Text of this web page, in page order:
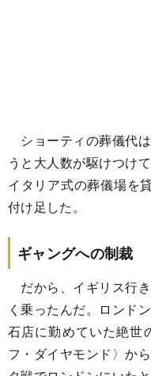
ショーティの葬儀代
うと大人数が駆けつけ
イタリア式の葬儀場を
付け足した。
ギャングへの制裁
だから、イギリス行
く乗ったんだ。ロンド
石店に勤めていた絶世
フ・ダイヤモンド〉か